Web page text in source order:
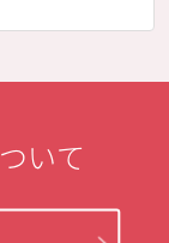
いて